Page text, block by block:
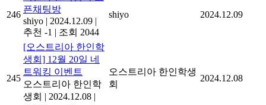
246
픈채팅방
shiyo | 2024.12.09 |
추천 -1 | 조회 2044
shiyo 2024.12.09
245
[오스트리아 한인학
생회] 12월 20일 네
트워킹 이벤트
오스트리아 한인학
생회 | 2024.12.08 |
오스트리아 한인학생
회
2024.12.08